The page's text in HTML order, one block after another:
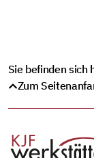
Sie befinden sich
Zum